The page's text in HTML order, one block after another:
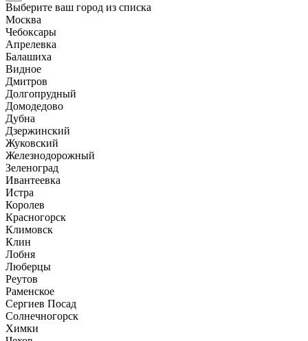
Выберите ваш город из списка
Москва
Чебоксары
Апрелевка
Балашиха
Видное
Дмитров
Долгопрудный
Домодедово
Дубна
Дзержинский
Жуковский
Железнодорожный
Зеленоград
Ивантеевка
Истра
Королев
Красногорск
Климовск
Клин
Лобня
Люберцы
Реутов
Раменское
Сергиев Посад
Солнечногорск
Химки